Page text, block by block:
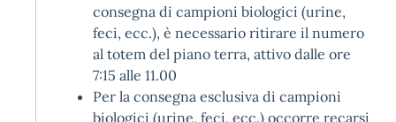
consegna di campioni biologici (urine,
feci, ecc.), è necessario ritirare il numero
al totem del piano terra, attivo dalle ore
7:15 alle 11.00
Per la consegna esclusiva di campioni
biologici (urine, feci, ecc.) occorre recarsi